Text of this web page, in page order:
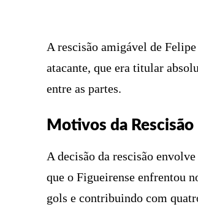
A rescisão amigável de
atacante, que era titular
entre as partes.
Motivos da Rescisão
A decisão da rescisão
que o Figueirense enfrentou
gols e contribuindo com